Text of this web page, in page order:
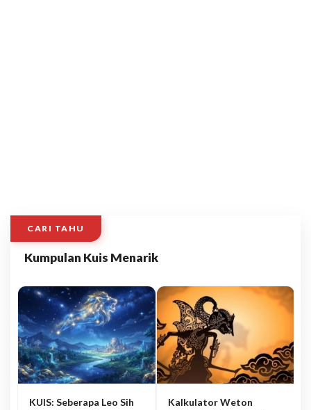
CARI TAHU
Kumpulan Kuis Menarik
KUIS: Seberapa Leo Sih
Kalkulator Weton